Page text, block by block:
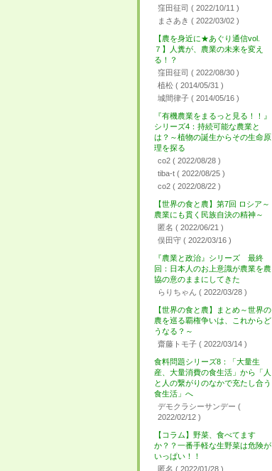
窪田征司 ( 2022/10/11 )
まさあき ( 2022/03/02 )
【農を身近に★あぐり通信vol.
７】人糞が、農業の未来を変え
る！？
窪田征司 ( 2022/08/30 )
植松 ( 2014/05/31 )
城間律子 ( 2014/05/16 )
『有機農業をまるっと見る！！』
シリーズ4：持続可能な農業と
は？～植物の誕生からその生命原
理を探る
co2 ( 2022/08/28 )
tiba-t ( 2022/08/25 )
co2 ( 2022/08/22 )
【世界の食と農】第7回 ロシア～
農業にも貫く民族自決の精神～
匿名 ( 2022/06/21 )
俣田守 ( 2022/03/16 )
『農業と政治』シリーズ 最終
回：日本人のお上意識が農業を農
協の意のままにしてきた
らりちゃん ( 2022/03/28 )
【世界の食と農】まとめ～世界の
農を巡る覇権争いは、これからど
うなる？～
齋藤トモ子 ( 2022/03/14 )
食料問題シリーズ8：「大量生
産、大量消費の食生活」から「人
と人の繋がりのなかで充たし合う
食生活」へ
デモクラシーサンデー (
2022/02/12 )
【コラム】野菜、食べてます
か？？一番手軽な生野菜は危険が
いっぱい！！
匿名 ( 2022/01/28 )